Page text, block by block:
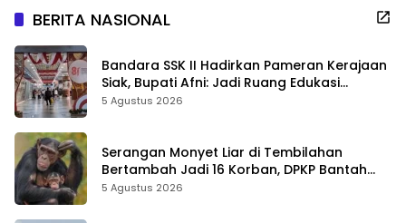
BERITA NASIONAL
Bandara SSK II Hadirkan Pameran Kerajaan
Siak, Bupati Afni: Jadi Ruang Edukasi
Sejarah Riau
5 Agustus 2026
Serangan Monyet Liar di Tembilahan
Bertambah Jadi 16 Korban, DPKP Bantah
Video Gerombolan Viral
5 Agustus 2026